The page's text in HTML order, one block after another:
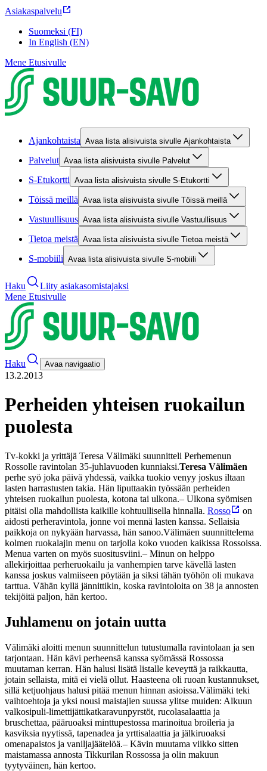
Asiakaspalvelu
Suomeksi (FI)
In English (EN)
Mene Etusivulle
Ajankohtaista Avaa lista alisivuista sivulle Ajankohtaista
Palvelut Avaa lista alisivuista sivulle Palvelut
S-Etukortti Avaa lista alisivuista sivulle S-Etukortti
Töissä meillä Avaa lista alisivuista sivulle Töissä meillä
Vastuullisuus Avaa lista alisivuista sivulle Vastuullisuus
Tietoa meistä Avaa lista alisivuista sivulle Tietoa meistä
S-mobiili Avaa lista alisivuista sivulle S-mobiili
Haku
Liity asiakasomistajaksi
Mene Etusivulle
Haku Avaa navigaatio
13.2.2013
Perheiden yhteisen ruokailun
puolesta
Tv-kokki ja yrittäjä Teresa Välimäki suunnitteli Perhemenun
Rossolle ravintolan 35-juhlavuoden kunniaksi.Teresa Välimäen
perhe syö joka päivä yhdessä, vaikka tuokio venyy joskus iltaan
lasten harrastusten takia. Hän liputtaakin työssään perheiden
yhteisen ruokailun puolesta, kotona tai ulkona.– Ulkona syömisen
pitäisi olla mahdollista kaikille kohtuullisella hinnalla. Rosso
on
aidosti perheravintola, jonne voi mennä lasten kanssa. Sellaisia
paikkoja on nykyään harvassa, hän sanoo.Välimäen suunnittelema
kolmen ruokalajin menu on tarjolla koko vuoden kaikissa Rossoissa.
Menua varten on myös suositusviini.– Minun on helppo
allekirjoittaa perheruokailu ja vanhempien tarve kävellä lasten
kanssa joskus valmiiseen pöytään ja siksi tähän työhön oli mukava
tarttua. Vähän kyllä jännittikin, koska ravintoloita on 38 ja annosten
tekijöitä paljon, hän kertoo.
Juhlamenu on jotain uutta
Välimäki aloitti menun suunnittelun tutustumalla ravintolaan ja sen
tarjontaan. Hän kävi perheensä kanssa syömässä Rossossa
muutaman kerran. Hän halusi lisätä listalle keveyttä ja raikkautta,
jotain sellaista, mitä ei vielä ollut. Haasteena oli ruoan kustannukset,
sillä ketjuohjaus halusi pitää menun hinnan asioissa.Välimäki teki
vaihtoehtoja ja yksi nousi maistajien suussa ylitse muiden: Alkuun
valkosipuli-limettijättikatkaravunpyrstöt, rucolasalaattia ja
bruschettaa, pääruoaksi minttupestossa marinoitua broileria ja
kasviksia nyytissä, tapenadea ja yrttisalaattia ja jälkiruoaksi
omenapaistos ja vaniljajäätelöä.– Kävin muutama viikko sitten
maistamassa annosta Tikkurilan Rossossa ja olin makuun
tyytyväinen, hän kertoo.